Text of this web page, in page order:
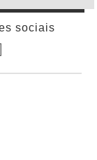
sociais